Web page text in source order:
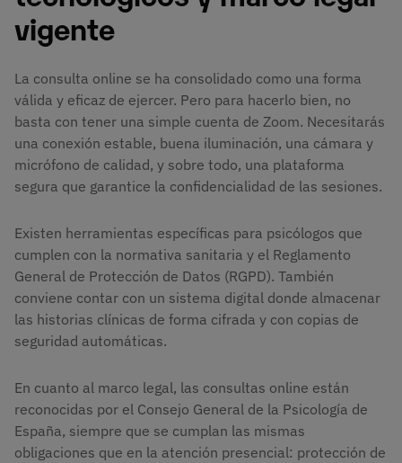
vigente
La consulta online se ha consolidado como una forma
válida y eficaz de ejercer. Pero para hacerlo bien, no
basta con tener una simple cuenta de Zoom. Necesitarás
una conexión estable, buena iluminación, una cámara y
micrófono de calidad, y sobre todo, una plataforma
segura que garantice la confidencialidad de las sesiones.
Existen herramientas específicas para psicólogos que
cumplen con la normativa sanitaria y el Reglamento
General de Protección de Datos (RGPD). También
conviene contar con un sistema digital donde almacenar
las historias clínicas de forma cifrada y con copias de
seguridad automáticas.
En cuanto al marco legal, las consultas online están
reconocidas por el Consejo General de la Psicología de
España, siempre que se cumplan las mismas
obligaciones que en la atención presencial: protección de